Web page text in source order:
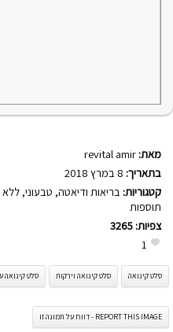
מאת: revital amir
בתאריך:
קטגוריות: בריאות ודיאטה, טבעוני, ללא
תוספות
צפיות: 3265
1
סלט קינואה סלט קינואה וירקות סלט קינואה
REPORT THIS IMAGE - דווח על תמונה זו